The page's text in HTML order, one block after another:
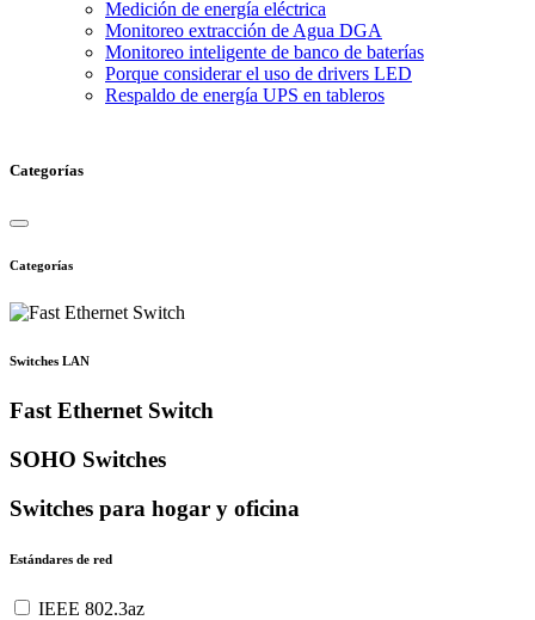
Medición de energía eléctrica
Monitoreo extracción de Agua DGA
Monitoreo inteligente de banco de baterías
Porque considerar el uso de drivers LED
Respaldo de energía UPS en tableros
Categorías
Categorías
Switches LAN
Fast Ethernet Switch
SOHO Switches
Switches para hogar y oficina
Estándares de red
IEEE 802.3az